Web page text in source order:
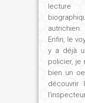
autrichien.
Enfin, le
y a déjà
policier, je
bien un
découvrir